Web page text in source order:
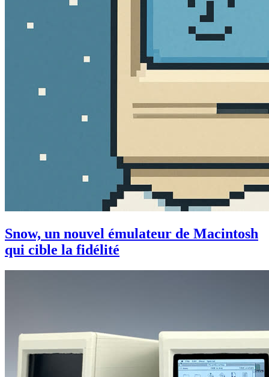
Snow, un nouvel émulateur de Macintosh
qui cible la fidélité